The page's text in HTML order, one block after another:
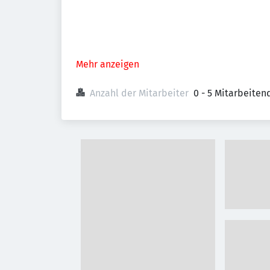
Mehr anzeigen
Anzahl der Mitarbeiter 0 - 5